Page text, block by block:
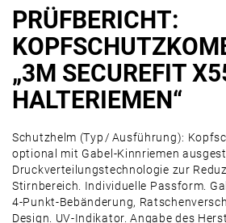
PRÜFBERICHT:
„3M SECUREFIT
HALTERIEMEN“
Schutzhelm (Typ / Ausführung):
optional mit Gabel-Kinnriemen
Druckverteilungstechnologie zur
Stirnbereich. Individuelle Passform.
4-Punkt-Bebänderung,
Design. UV-Indikator. Angabe des